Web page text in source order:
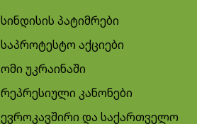
სინდისის პატიმრები
საპროტესტო აქციები
ომი უკრაინაში
რეპრესიული კანონები
ევროკავშირი და საქართველო